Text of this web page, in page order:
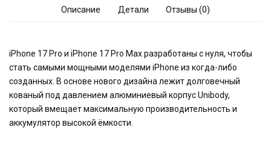
Описание Детали Отзывы (0)
iPhone 17 Pro и iPhone 17 Pro Max разработаны с нуля, чтобы
стать самыми мощными моделями iPhone из когда-либо
созданных. В основе нового дизайна лежит долговечный
кованый под давлением алюминиевый корпус Unibody,
который вмещает максимальную производительность и
аккумулятор высокой ёмкости.